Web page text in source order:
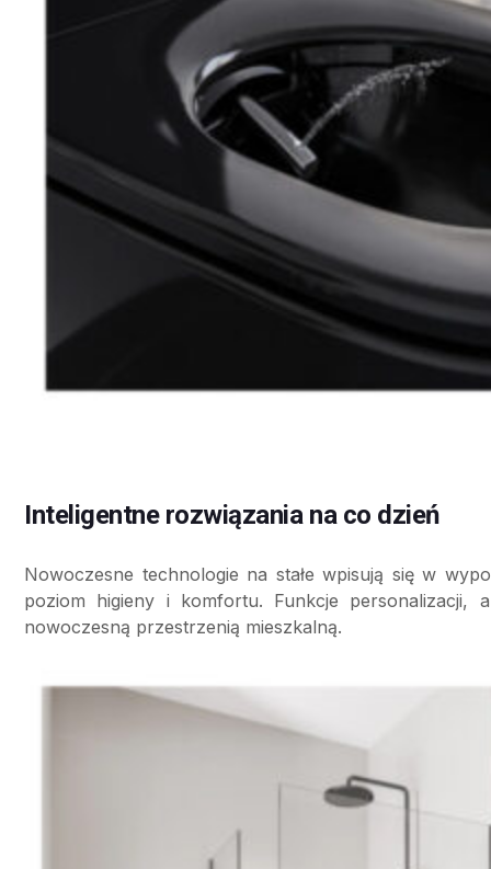
Inteligentne rozwiązania na co dzień
Nowoczesne technologie na stałe wpisują się w
poziom higieny i komfortu. Funkcje personalizacji,
nowoczesną przestrzenią mieszkalną.